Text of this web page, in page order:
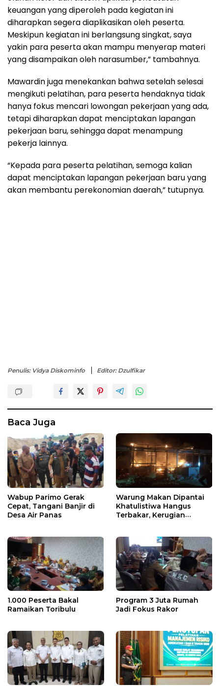
keuangan yang diperoleh pada kegiatan ini
diharapkan segera diaplikasikan oleh peserta.
Meskipun kegiatan ini berlangsung singkat, saya
yakin para peserta akan mampu menyerap materi
yang disampaikan oleh narasumber,” tambahnya.
Mawardin juga menekankan bahwa setelah selesai
mengikuti pelatihan, para peserta hendaknya tidak
hanya fokus mencari lowongan pekerjaan yang ada,
tetapi diharapkan dapat menciptakan lapangan
pekerjaan baru, sehingga dapat menampung
pekerja lainnya.
“Kepada para peserta pelatihan, semoga kalian
dapat menciptakan lapangan pekerjaan baru yang
akan membantu perekonomian daerah,” tutupnya.
Penulis: Vidya Diskominfo Editor: Dzulfikar
Baca Juga
Wabup Parimo Gerak
Cepat, Tangani Banjir di
Desa Air Panas
Warung Makan Dipantai
Khatulistiwa Hangus
Terbakar, Kerugian
1.000 Peserta Bakal
Ramaikan Toribulu
Program 3 Juta Rumah
Jadi Fokus Rakor